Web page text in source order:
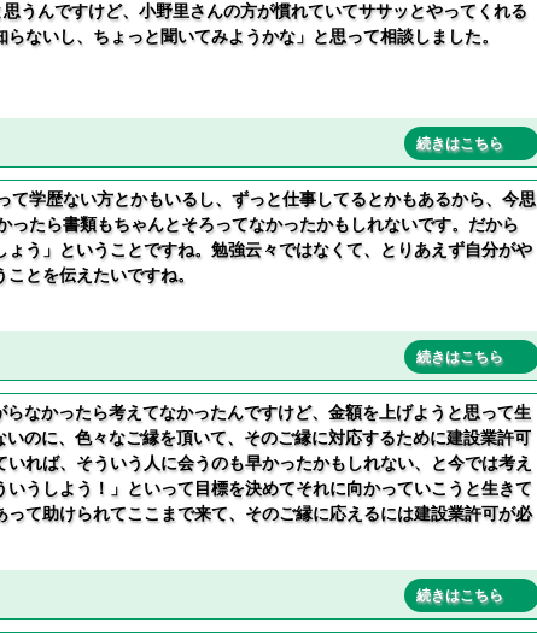
思うんですけど、小野里さんの方が慣れていてササッとやってくれる
ないし、ちょっと聞いてみようかな」と思って相談しました。
続きはこちら
て学歴ない方とかもいるし、ずっと仕事してるとかもあるから、今思
ったら書類もちゃんとそろってなかったかもしれないです。だから
ょう」ということですね。勉強云々ではなくて、とりあえず自分がや
とを伝えたいですね。
続きはこちら
らなかったら考えてなかったんですけど、金額を上げようと思って生
いのに、色々なご縁を頂いて、そのご縁に対応するために建設業許可
れば、そういう人に会うのも早かったかもしれない、と今では考え
うしよう！」といって目標を決めてそれに向かっていこうと生きて
て助けられてここまで来て、そのご縁に応えるには建設業許可が必
続きはこちら